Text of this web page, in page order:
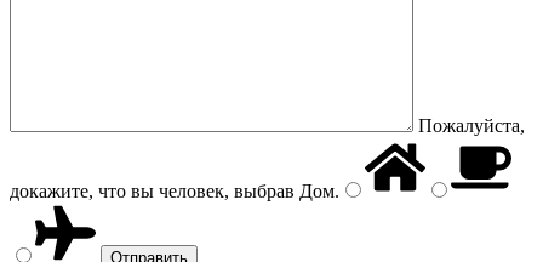
Пожалуйста,
докажите, что вы человек, выбрав Дом.